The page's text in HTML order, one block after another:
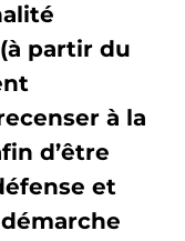
partir du
à la
d’être
et